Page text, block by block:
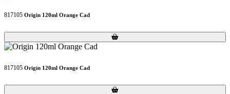
817105 Origin 120ml Orange Cad
Loading...
Loading...
817105 Origin 120ml Orange Cad
Loading...
Loading...